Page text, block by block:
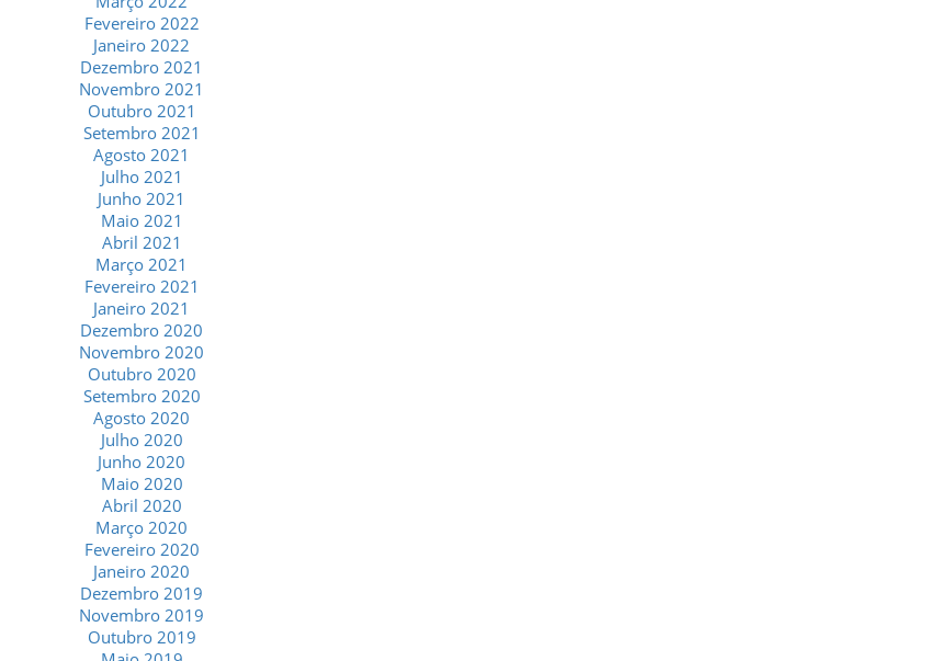
Fevereiro 2022
Janeiro 2022
Dezembro 2021
Novembro 2021
Outubro 2021
Setembro 2021
Agosto 2021
Julho 2021
Junho 2021
Maio 2021
Abril 2021
Março 2021
Fevereiro 2021
Janeiro 2021
Dezembro 2020
Novembro 2020
Outubro 2020
Setembro 2020
Agosto 2020
Julho 2020
Junho 2020
Maio 2020
Abril 2020
Março 2020
Fevereiro 2020
Janeiro 2020
Dezembro 2019
Novembro 2019
Outubro 2019